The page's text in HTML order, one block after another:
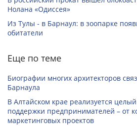
Нолана «Одиссея»
Из Тулы - в Барнаул: в зоопарке
обитатели
Еще по теме
Биографии многих архитекторов
Барнаула
В Алтайском крае реализуется
поддержки предпринимателей – от
маркетинговых проектов